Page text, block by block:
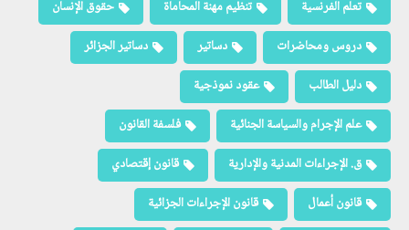
تعلم الفرنسية تنظيم مهنة المحاماة
حقوق الإنسان
دروس ومحاضرات
دساتير
دساتير الجزائر
دليل الطالب
عقود نموذجية
علم الإجرام والسياسة الجنائية
فلسفة القانون
ق. الإجراءات المدنية والإدارية
قانون إقتصادي
قانون أعمال
قانون الإجراءات الجزائية